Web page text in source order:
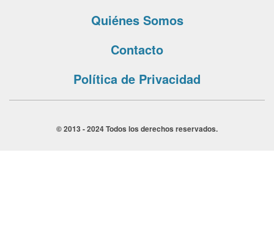
Quiénes Somos
Contacto
Política de Privacidad
© 2013 - 2024 Todos los derechos reservados.